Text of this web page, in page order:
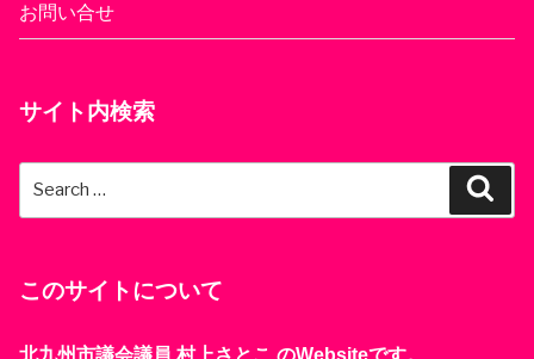
お問い合せ
サイト内検索
このサイトについて